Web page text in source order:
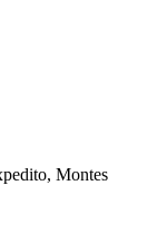
Montes